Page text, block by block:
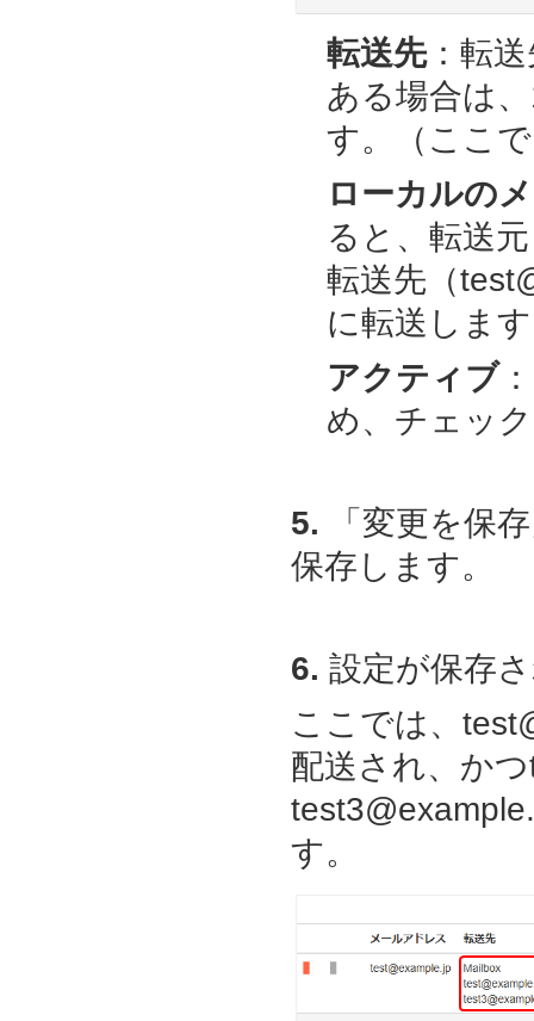
転送先：転
ある場合は
す。（ここ
ローカルの
ると、転送
転送先（
に転送しま
アクティブ
め、チェック
5. 「変更を保
保存します。
6. 設定が保存
ここでは、
配送され、か
す。